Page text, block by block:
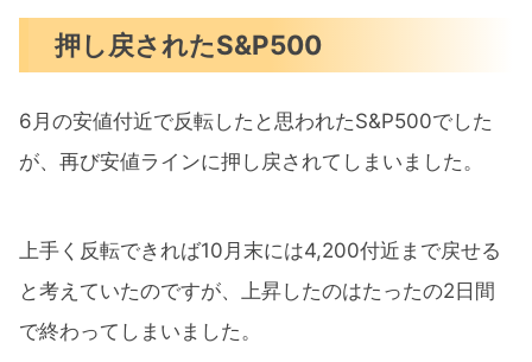
押し戻されたS&P500
6月の安値付近で反転したと思われたS&P500でした
が、再び安値ラインに押し戻されてしまいました。
上手く反転できれば10月末には4,200付近まで戻せる
と考えていたのですが、上昇したのはたったの2日間
で終わってしまいました。